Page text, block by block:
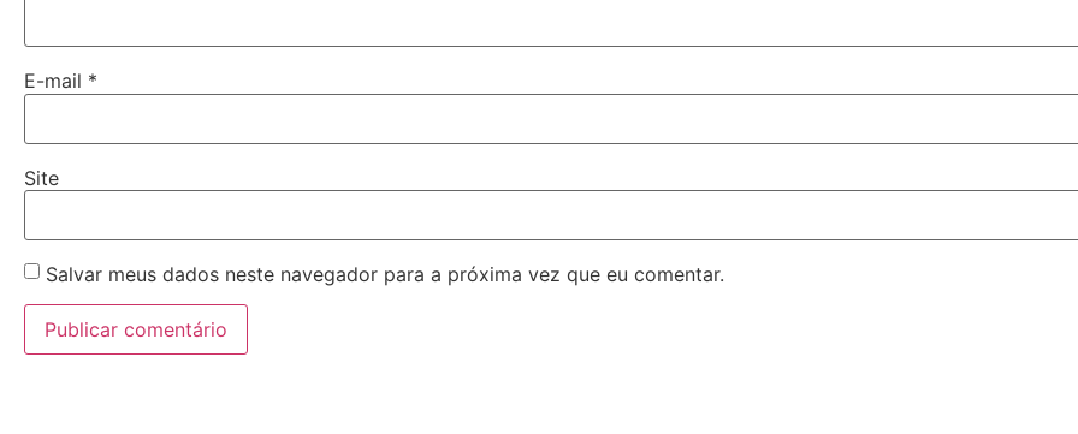
E-mail *
Site
Salvar meus dados neste navegador para a próxima vez que eu comentar.